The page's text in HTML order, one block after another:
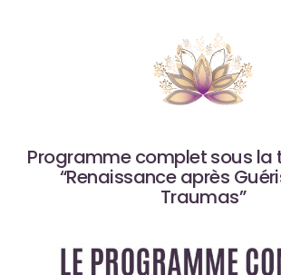
Programme complet sous
“Renaissance après
Traumas”